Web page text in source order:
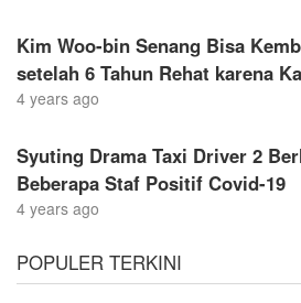
Kim Woo-bin Senang Bisa
setelah 6 Tahun Rehat karena
4 years ago
Syuting Drama Taxi Driver 2
Beberapa Staf Positif Covid-19
4 years ago
POPULER TERKINI